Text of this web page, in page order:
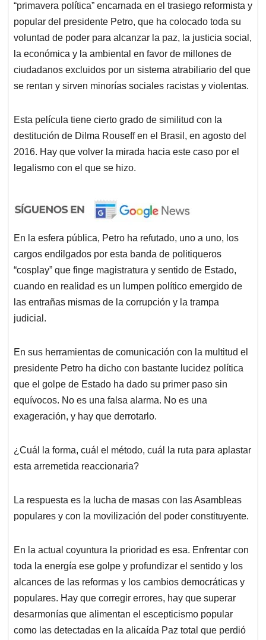
“primavera política” encarnada en el trasiego reformista y
popular del presidente Petro, que ha colocado toda su
voluntad de poder para alcanzar la paz, la justicia social,
la económica y la ambiental en favor de millones de
ciudadanos excluidos por un sistema atrabiliario del que
se rentan y sirven minorías sociales racistas y violentas.
Esta película tiene cierto grado de similitud con la
destitución de Dilma Rouseff en el Brasil, en agosto del
2016. Hay que volver la mirada hacia este caso por el
legalismo con el que se hizo.
En la esfera pública, Petro ha refutado, uno a uno, los
cargos endilgados por esta banda de politiqueros
“cosplay” que finge magistratura y sentido de Estado,
cuando en realidad es un lumpen político emergido de
las entrañas mismas de la corrupción y la trampa
judicial.
En sus herramientas de comunicación con la multitud el
presidente Petro ha dicho con bastante lucidez política
que el golpe de Estado ha dado su primer paso sin
equívocos. No es una falsa alarma. No es una
exageración, y hay que derrotarlo.
¿Cuál la forma, cuál el método, cuál la ruta para aplastar
esta arremetida reaccionaria?
La respuesta es la lucha de masas con las Asambleas
populares y con la movilización del poder constituyente.
En la actual coyuntura la prioridad es esa. Enfrentar con
toda la energía ese golpe y profundizar el sentido y los
alcances de las reformas y los cambios democráticas y
populares. Hay que corregir errores, hay que superar
desarmonías que alimentan el escepticismo popular
como las detectadas en la alicaída Paz total que perdió